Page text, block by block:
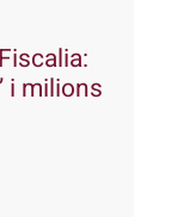
i milions